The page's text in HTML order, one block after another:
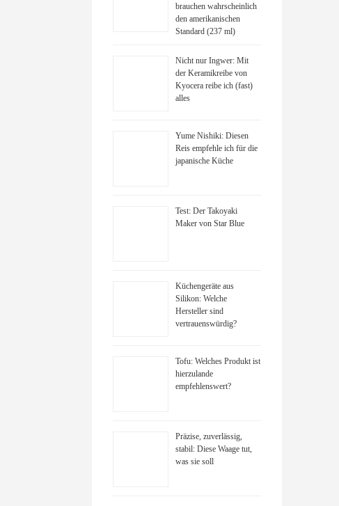
brauchen wahrscheinlich
den amerikanischen
Standard (237 ml)
Nicht nur Ingwer: Mit
der Keramikreibe von
Kyocera reibe ich (fast)
alles
Yume Nishiki: Diesen
Reis empfehle ich für die
japanische Küche
Test: Der Takoyaki
Maker von Star Blue
Küchengeräte aus
Silikon: Welche
Hersteller sind
vertrauenswürdig?
Tofu: Welches Produkt ist
hierzulande
empfehlenswert?
Präzise, zuverlässig,
stabil: Diese Waage tut,
was sie soll